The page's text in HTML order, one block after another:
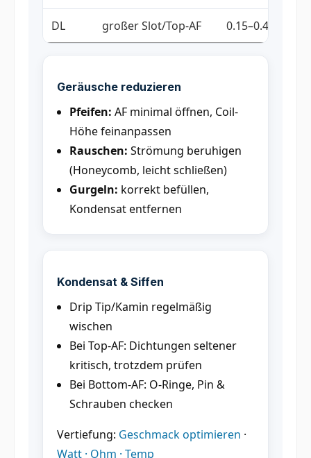
DL großer Slot/Top-AF 0.15–0.4
Geräusche reduzieren
Pfeifen: AF minimal öffnen, Coil-
Höhe feinanpassen
Rauschen: Strömung beruhigen
(Honeycomb, leicht schließen)
Gurgeln: korrekt befüllen,
Kondensat entfernen
Kondensat & Siffen
Drip Tip/Kamin regelmäßig
wischen
Bei Top-AF: Dichtungen seltener
kritisch, trotzdem prüfen
Bei Bottom-AF: O-Ringe, Pin &
Schrauben checken
Vertiefung: Geschmack optimieren ·
Watt · Ohm · Temp